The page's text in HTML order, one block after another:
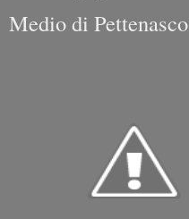
Medio di Pettenasco